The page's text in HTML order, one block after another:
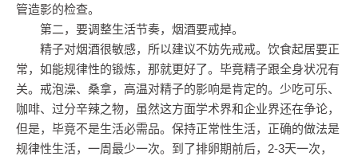
管造影的检查。
第二，要调整生活节奏，烟酒要戒掉。
精子对烟酒很敏感，所以建议不妨先戒戒。饮食起居要正
常，如能规律性的锻炼，那就更好了。毕竟精子跟全身状况有
关。戒泡澡、桑拿，高温对精子的影响是肯定的。少吃可乐、
咖啡、过分辛辣之物，虽然这方面学术界和企业界还在争论，
但是，毕竟不是生活必需品。保持正常性生活，正确的做法是
规律性生活，一周最少一次。到了排卵期前后，2-3天一次，